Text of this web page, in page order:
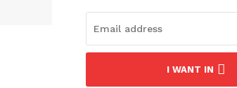
I WANT IN